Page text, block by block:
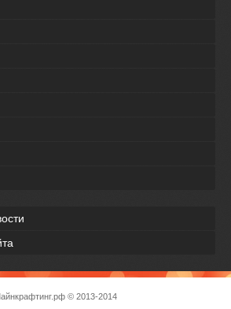
© 2013-2014